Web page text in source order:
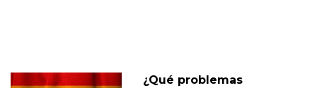
¿Qué problemas